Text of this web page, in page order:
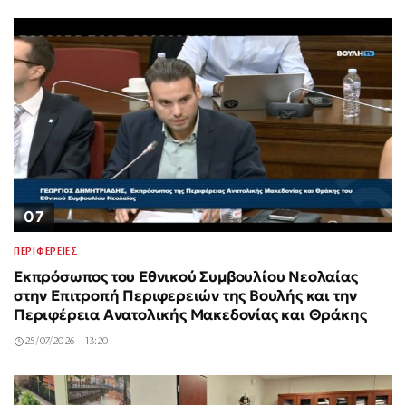
07
ΠΕΡΙΦΕΡΕΙΕΣ
Εκπρόσωπος του Εθνικού Συμβουλίου Νεολαίας
στην Επιτροπή Περιφερειών της Βουλής και την
Περιφέρεια Ανατολικής Μακεδονίας και Θράκης
25/07/2026 - 13:20